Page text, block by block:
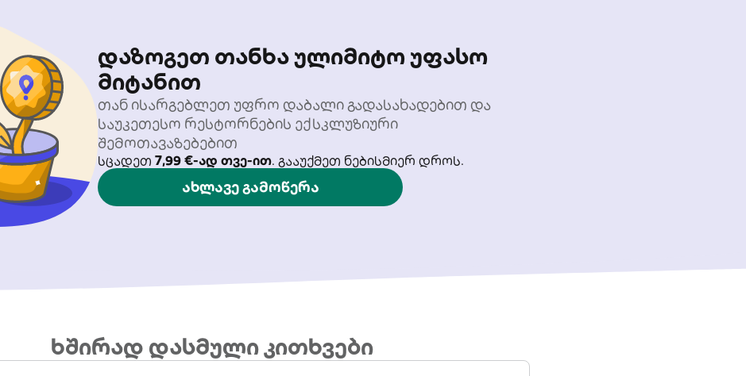
დაზოგეთ თანხა ულიმიტო უფასო
მიტანით
თან ისარგებლეთ უფრო დაბალი გადასახადებით და
საუკეთესო რესტორნების ექსკლუზიური
შემოთავაზებებით
სცადეთ 7,99 €-ად თვე-ით. გააუქმეთ ნებისმიერ დროს.
ახლავე გამოწერა
ხშირად დასმული კითხვები